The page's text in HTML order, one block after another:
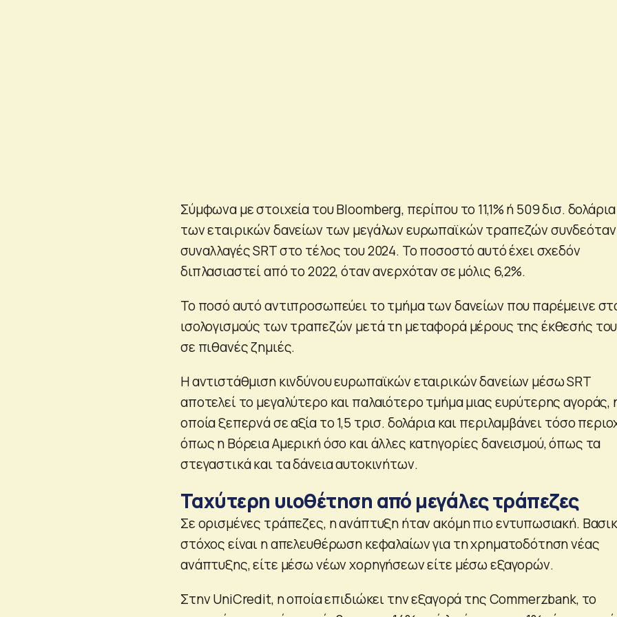
Σύμφωνα με στοιχεία του Bloomberg, περίπου το 11,1% ή 509 δισ. δολάρια
των εταιρικών δανείων των μεγάλων ευρωπαϊκών τραπεζών
συναλλαγές SRT στο τέλος του 2024. Το ποσοστό αυτό έχει σχεδόν
διπλασιαστεί από το 2022, όταν ανερχόταν σε μόλις 6,2%.
Το ποσό αυτό αντιπροσωπεύει το τμήμα των δανείων που παρέμεινε
ισολογισμούς των τραπεζών μετά τη μεταφορά μέρους της έκθεσής
σε πιθανές ζημιές.
Η αντιστάθμιση κινδύνου ευρωπαϊκών εταιρικών δανείων μέσω SRT
αποτελεί το μεγαλύτερο και παλαιότερο τμήμα μιας ευρύτερης αγοράς,
οποία ξεπερνά σε αξία το 1,5 τρισ. δολάρια και περιλαμβάνει τόσο
όπως η Βόρεια Αμερική όσο και άλλες κατηγορίες δανεισμού, όπως τα
στεγαστικά και τα δάνεια αυτοκινήτων.
Ταχύτερη υιοθέτηση από μεγάλες τράπεζες
Σε ορισμένες τράπεζες, η ανάπτυξη ήταν ακόμη πιο εντυπωσιακή.
στόχος είναι η απελευθέρωση κεφαλαίων για τη χρηματοδότηση νέας
ανάπτυξης, είτε μέσω νέων χορηγήσεων είτε μέσω εξαγορών.
Στην UniCredit, η οποία επιδιώκει την εξαγορά της Commerzbank, το